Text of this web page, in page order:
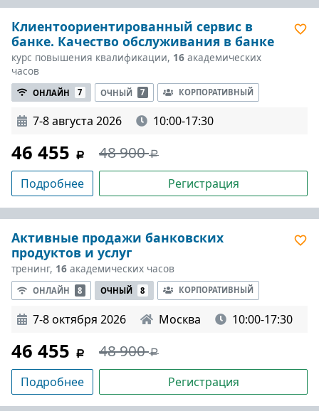
Клиентоориентированный сервис в
банке. Качество обслуживания в банке
курс повышения квалификации, 16 академических
часов
ОНЛАЙН 7 ОЧНЫЙ 7 КОРПОРАТИВНЫЙ
7-8 августа 2026 10:00-17:30
46 455 48 900
Подробнее Регистрация
Активные продажи банковских
продуктов и услуг
тренинг, 16 академических часов
ОНЛАЙН 8 ОЧНЫЙ 8 КОРПОРАТИВНЫЙ
7-8 октября 2026 Москва 10:00-17:30
46 455 48 900
Подробнее Регистрация